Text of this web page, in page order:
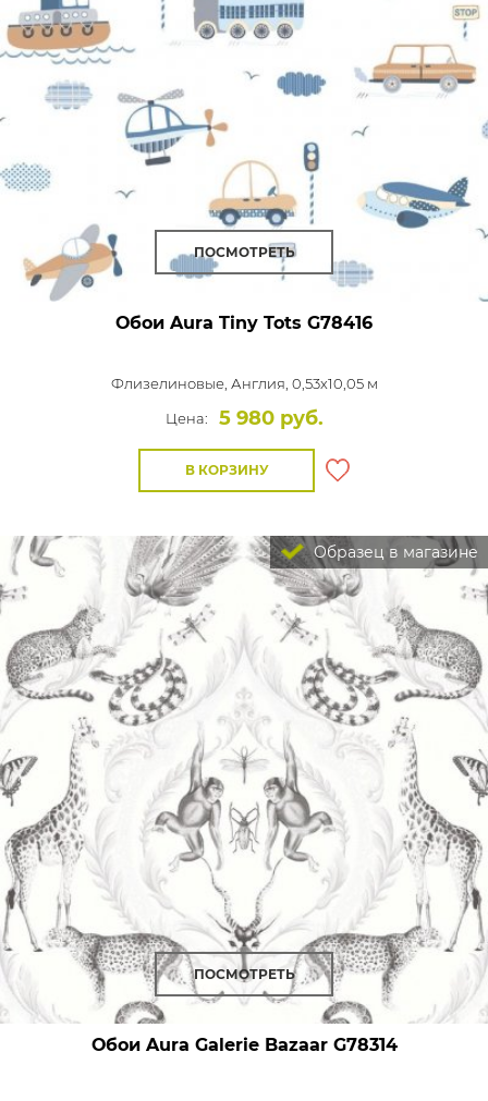
ПОСМОТРЕТЬ
Обои Aura Tiny Tots G78416
Флизелиновые, Англия, 0,53x10,05 м
Цена:
5 980 руб.
В КОРЗИНУ
Образец в магазине
ПОСМОТРЕТЬ
Обои Aura Galerie BazaarG78314